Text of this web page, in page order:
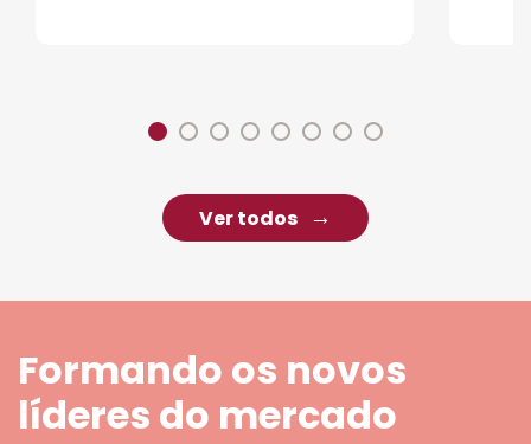
Ver todos
Formando os novos
líderes do mercado